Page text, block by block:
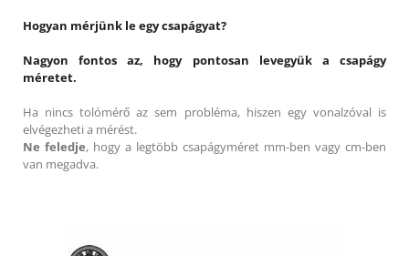
Hogyan mérjünk le egy csapágyat?
Nagyon fontos az, hogy pontosan levegyük a csapágy
méretet.
Ha nincs tolómérő az sem probléma, hiszen egy vonalzóval is
elvégezheti a mérést.
Ne feledje, hogy a legtöbb csapágyméret mm-ben vagy cm-ben
van megadva.